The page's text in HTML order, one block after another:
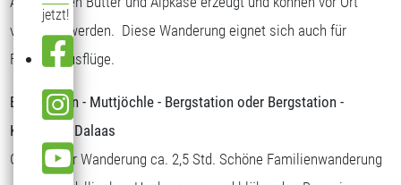
jetzt!
verkostet werden. Diese Wanderung eignet sich auch für
Familienausflüge.
Bergstation - Muttjöchle - Bergstation oder Bergstation -
Kristberg - Dalaas
Gehzeit der Wanderung ca. 2,5 Std. Schöne Familienwanderung